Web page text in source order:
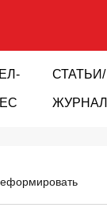
СТАТЬИ/
ЖУРНАЛ